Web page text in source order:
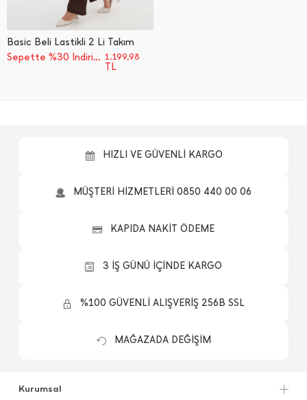
Basic Beli Lastikli 2 Li Takım
Sepette %30 İndirim 1.199,98
TL
HIZLI VE GÜVENLİ KARGO
MÜŞTERİ HİZMETLERİ 0850 440 00 06
KAPIDA NAKİT ÖDEME
3 İŞ GÜNÜ İÇİNDE KARGO
%100 GÜVENLİ ALIŞVERİŞ 256B SSL
MAĞAZADA DEĞİŞİM
Kurumsal